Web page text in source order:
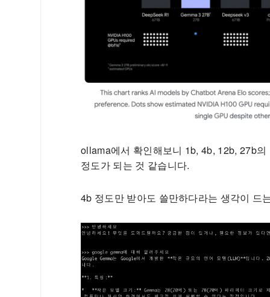
ollama에서 확인해보니 1b, 4b, 12b, 27b
정도가 되는 것 같습니다.
4b 정도만 받아도 쓸만하다라는 생각이 드